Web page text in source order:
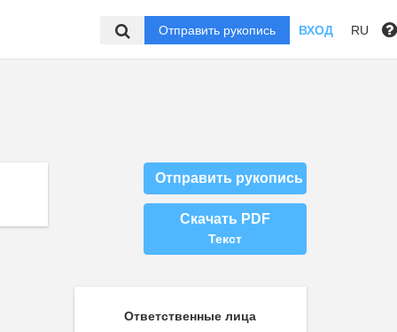
Отправить рукопись ВХОД RU
Отправить рукопись
Скачать PDF
Текст
Ответственные лица